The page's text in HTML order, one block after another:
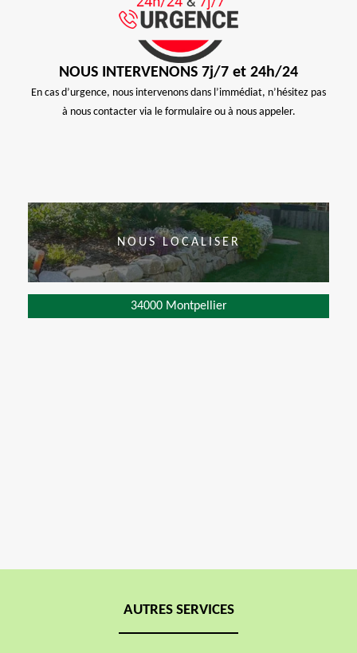
NOUS INTERVENONS 7j/7 et 24h/24
En cas d’urgence, nous intervenons dans l’immédiat, n’hésitez pas
à nous contacter via le formulaire ou à nous appeler.
NOUS LOCALISER
34000 Montpellier
AUTRES SERVICES